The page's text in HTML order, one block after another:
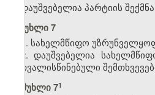
დაუშვებელია პარტიის
მუხლი 7
1. სახელმწიფო
2. დაუშვებელია
გათვალისწინებული
მუხლი 7​1